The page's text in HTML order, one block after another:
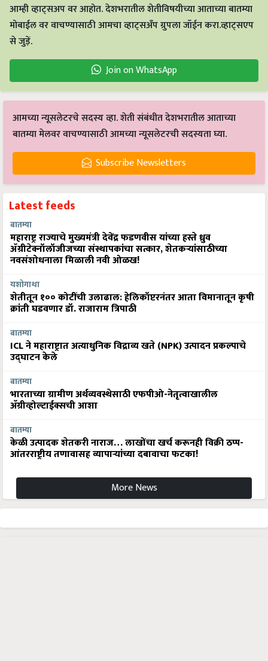
आम्ही व्हाट्सअप वर आहोत. देशभरातील शेतीविषयीच्या आताच्या बातम्या
मोबाईल वर वाचण्यासाठी आमचा व्हाट्सअँप ग्रुपला जॉईन करा.व्हाट्सएप
से जुड़ें.
Join on WhatsApp
आमच्या न्यूसलेटरचे सदस्य व्हा. शेती संबंधीत देशभरातील आताच्या
बातम्या मेलवर वाचण्यासाठी आमच्या न्यूसलेटरची सदस्यता घ्या.
Subscribe Newsletters
Latest feeds
बातम्या
महाराष्ट्र राज्याचे मुख्यमंत्री देवेंद्र फडणवीस यांच्या हस्ते ध्रुव
ॲग्रीटेक्नॉलॉजीजच्या संस्थापकांचा सत्कार, शेतकऱ्यांसाठीच्या
नवसंशोधनाला मिळाली नवी ओळख!
यशोगाथा
शेतीतून १०० कोटींची उलाढाल: हेलिकॉप्टरनंतर आता विमानातून कृषी
क्रांती घडवणार डॉ. राजाराम त्रिपाठी
बातम्या
ICL ने महाराष्ट्रात अत्याधुनिक विद्राव्य खते (NPK) उत्पादन प्रकल्पाचे
उद्घाटन केले
बातम्या
भारताच्या ग्रामीण अर्थव्यवस्थेसाठी एफपीओ-नेतृत्वाखालील
अ‍ॅग्रीव्होल्टाईक्सची आशा
बातम्या
केळी उत्पादक शेतकरी नाराज… लाखोंचा खर्च करूनही विक्री ठप्प-
आंतरराष्ट्रीय तणावासह व्यापाऱ्यांच्या दबावाचा फटका!
More News